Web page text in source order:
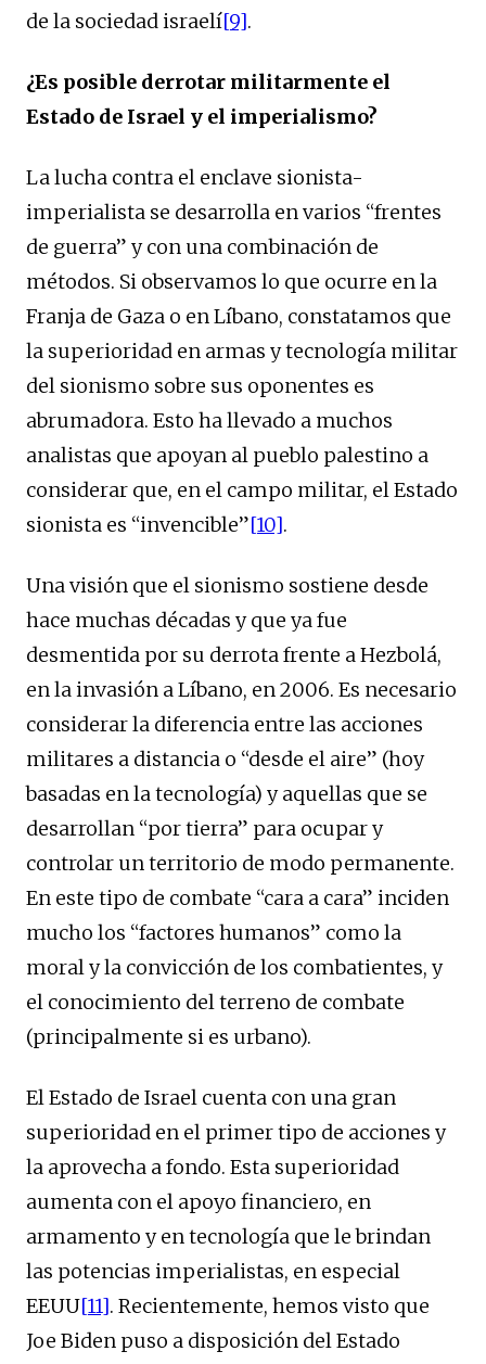
de la sociedad israelí[9].
¿Es posible derrotar militarmente el
Estado de Israel y el imperialismo?
La lucha contra el enclave sionista-
imperialista se desarrolla en varios “frentes
de guerra” y con una combinación de
métodos. Si observamos lo que ocurre en la
Franja de Gaza o en Líbano, constatamos que
la superioridad en armas y tecnología militar
del sionismo sobre sus oponentes es
abrumadora. Esto ha llevado a muchos
analistas que apoyan al pueblo palestino a
considerar que, en el campo militar, el Estado
sionista es “invencible”[10].
Una visión que el sionismo sostiene desde
hace muchas décadas y que ya fue
desmentida por su derrota frente a Hezbolá,
en la invasión a Líbano, en 2006. Es necesario
considerar la diferencia entre las acciones
militares a distancia o “desde el aire” (hoy
basadas en la tecnología) y aquellas que se
desarrollan “por tierra” para ocupar y
controlar un territorio de modo permanente.
En este tipo de combate “cara a cara” inciden
mucho los “factores humanos” como la
moral y la convicción de los combatientes, y
el conocimiento del terreno de combate
(principalmente si es urbano).
El Estado de Israel cuenta con una gran
superioridad en el primer tipo de acciones y
la aprovecha a fondo. Esta superioridad
aumenta con el apoyo financiero, en
armamento y en tecnología que le brindan
las potencias imperialistas, en especial
EEUU[11]. Recientemente, hemos visto que
Joe Biden puso a disposición del Estado